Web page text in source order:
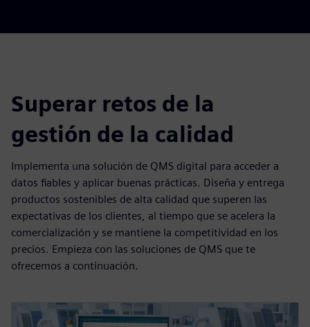
Superar retos de la
gestión de la calidad
Implementa una solución de QMS digital para acceder a
datos fiables y aplicar buenas prácticas. Diseña y entrega
productos sostenibles de alta calidad que superen las
expectativas de los clientes, al tiempo que se acelera la
comercialización y se mantiene la competitividad en los
precios. Empieza con las soluciones de QMS que te
ofrecemos a continuación.